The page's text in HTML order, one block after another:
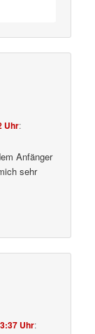
Uhr:
Anfänger
sehr
Uhr: